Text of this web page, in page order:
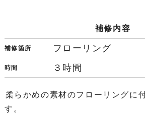
補修内容
補修箇所 フローリング
時間 ３時間
柔らかめの素材のフローリングに
す。